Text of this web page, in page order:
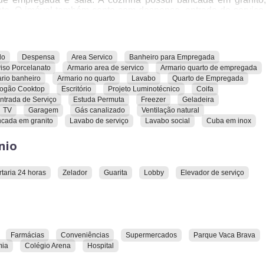
O imóvel também conta com despensa, entrada de serviço,
para instalação de wifi, interfone, lavabo, lavabo de
quarto de empregada, sala de jantar, suíte, TV, TV a cabo,
está localizado possui elevador social, elevador de serviço,
guarita, lobby, portaria 24 horas e zelador.
Carrefour, clubes, Colégio Arena, conveniências, escolas,
Shopping, hospital, Parque Vaca Brava, restaurantes e
Despensa Area Servico
Banheiro para Empregada
Porcelanato Armario area de servico
Armario quarto de empregada
banheiro Armario no quarto Lavabo
Quarto de Empregada
Cooktop Escritório Projeto Luminotécnico
Coifa
de Serviço Estuda Permuta Freezer
Geladeira
TV Garagem Gás canalizado
Ventilação natural
em granito Lavabo de serviço Lavabo social Cuba em inox
24 horas Zelador Guarita Lobby
Elevador de serviço
Farmácias Conveniências Supermercados
Parque Vaca Brava
Colégio Arena Hospital